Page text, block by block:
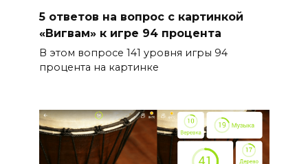
5 ответов на вопрос с картинкой
«Вигвам» к игре 94 процента
В этом вопросе 141 уровня игры 94
процента на картинке